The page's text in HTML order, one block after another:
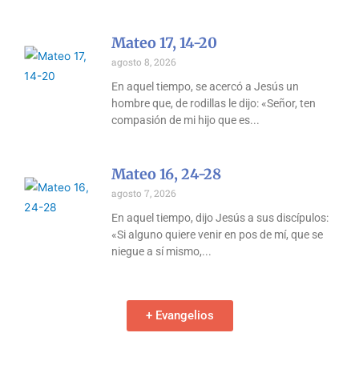
Mateo 17, 14-20
agosto 8, 2026
En aquel tiempo, se acercó a Jesús un
hombre que, de rodillas le dijo: «Señor, ten
compasión de mi hijo que es
Mateo 16, 24-28
agosto 7, 2026
En aquel tiempo, dijo Jesús a sus discípulos:
«Si alguno quiere venir en pos de mí, que se
niegue a sí mismo,
+ Evangelios